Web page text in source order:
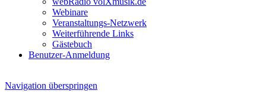
Webinare
Veranstaltungs-Netzwerk
Weiterführende Links
Gästebuch
Benutzer-Anmeldung
Navigation überspringen